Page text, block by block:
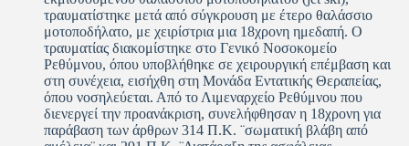
τραυματίστηκε μετά από σύγκρουση με έτερο θαλάσσιο
μοτοποδήλατο, με χειρίστρια μια 18χρονη ημεδαπή. Ο
τραυματίας διακομίστηκε στο Γενικό Νοσοκομείο
Ρεθύμνου, όπου υποβλήθηκε σε χειρουργική επέμβαση και
στη συνέχεια, εισήχθη στη Μονάδα Εντατικής Θεραπείας,
όπου νοσηλεύεται. Από το Λιμεναρχείο Ρεθύμνου που
διενεργεί την προανάκριση, συνελήφθησαν η 18χρονη για
παράβαση των άρθρων 314 Π.Κ. ¨σωματική βλάβη από